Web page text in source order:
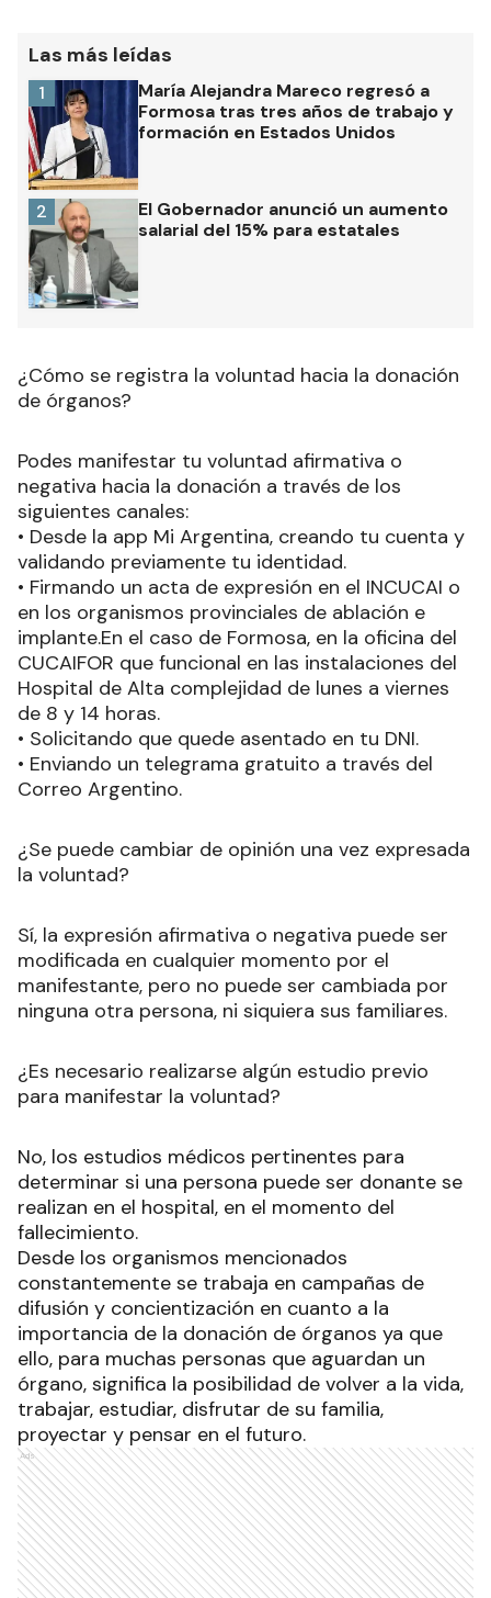
Las más leídas
María Alejandra Mareco regresó a
Formosa tras tres años de trabajo y
formación en Estados Unidos
1
El Gobernador anunció un aumento
salarial del 15% para estatales
2
¿Cómo se registra la voluntad hacia la donación
de órganos?
Podes manifestar tu voluntad afirmativa o
negativa hacia la donación a través de los
siguientes canales:
• Desde la app Mi Argentina, creando tu cuenta y
validando previamente tu identidad.
• Firmando un acta de expresión en el INCUCAI o
en los organismos provinciales de ablación e
implante.En el caso de Formosa, en la oficina del
CUCAIFOR que funcional en las instalaciones del
Hospital de Alta complejidad de lunes a viernes
de 8 y 14 horas.
• Solicitando que quede asentado en tu DNI.
• Enviando un telegrama gratuito a través del
Correo Argentino.
¿Se puede cambiar de opinión una vez expresada
la voluntad?
Sí, la expresión afirmativa o negativa puede ser
modificada en cualquier momento por el
manifestante, pero no puede ser cambiada por
ninguna otra persona, ni siquiera sus familiares.
¿Es necesario realizarse algún estudio previo
para manifestar la voluntad?
No, los estudios médicos pertinentes para
determinar si una persona puede ser donante se
realizan en el hospital, en el momento del
fallecimiento.
Desde los organismos mencionados
constantemente se trabaja en campañas de
difusión y concientización en cuanto a la
importancia de la donación de órganos ya que
ello, para muchas personas que aguardan un
órgano, significa la posibilidad de volver a la vida,
trabajar, estudiar, disfrutar de su familia,
proyectar y pensar en el futuro.
Ads